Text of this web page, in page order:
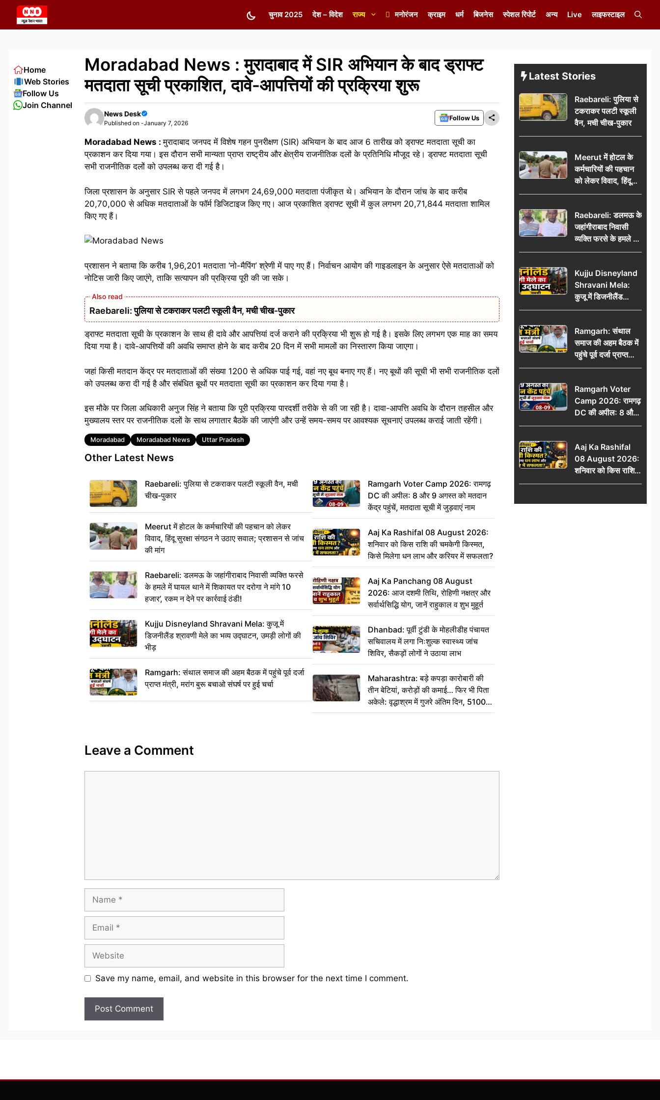
content
चुनाव 2025 देश – विदेश राज्य मनोरंजन क्राइम धर्म बिजनेस स्पेशल रिपोर्ट अन्य Live लाइफस्टाइल
Moradabad News : मुरादाबाद में SIR अभियान के बाद ड्राफ्ट
मतदाता सूची प्रकाशित, दावे-आपत्तियों की प्रक्रिया शुरू
News Desk
Published on -January 7, 2026
Follow Us
Moradabad News :मुरादाबाद जनपद में विशेष गहन पुनरीक्षण (SIR) अभियान के बाद आज 6 तारीख को ड्राफ्ट मतदाता सूची का
प्रकाशन कर दिया गया। इस दौरान सभी मान्यता प्राप्त राष्ट्रीय और क्षेत्रीय राजनीतिक दलों के प्रतिनिधि मौजूद रहे। ड्राफ्ट मतदाता सूची
सभी राजनीतिक दलों को उपलब्ध करा दी गई है।
जिला प्रशासन के अनुसार SIR से पहले जनपद में लगभग 24,69,000 मतदाता पंजीकृत थे। अभियान के दौरान जांच के बाद करीब
20,70,000 से अधिक मतदाताओं के फॉर्म डिजिटाइज किए गए। आज प्रकाशित ड्राफ्ट सूची में कुल लगभग 20,71,844 मतदाता शामिल
किए गए हैं।
प्रशासन ने बताया कि करीब 1,96,201 मतदाता ‘नो-मैपिंग’ श्रेणी में पाए गए हैं। निर्वाचन आयोग की गाइडलाइन के अनुसार ऐसे मतदाताओं को
नोटिस जारी किए जाएंगे, ताकि सत्यापन की प्रक्रिया पूरी की जा सके।
Raebareli: पुलिया से टकराकर पलटी स्कूली वैन, मची चीख-पुकार
ड्राफ्ट मतदाता सूची के प्रकाशन के साथ ही दावे और आपत्तियां दर्ज कराने की प्रक्रिया भी शुरू हो गई है। इसके लिए लगभग एक माह का समय
दिया गया है। दावे-आपत्तियों की अवधि समाप्त होने के बाद करीब 20 दिन में सभी मामलों का निस्तारण किया जाएगा।
जहां किसी मतदान केंद्र पर मतदाताओं की संख्या 1200 से अधिक पाई गई, वहां नए बूथ बनाए गए हैं। नए बूथों की सूची भी सभी राजनीतिक दलों
को उपलब्ध करा दी गई है और संबंधित बूथों पर मतदाता सूची का प्रकाशन कर दिया गया है।
इस मौके पर जिला अधिकारी अनुज सिंह ने बताया कि पूरी प्रक्रिया पारदर्शी तरीके से की जा रही है। दावा-आपत्ति अवधि के दौरान तहसील और
मुख्यालय स्तर पर राजनीतिक दलों के साथ लगातार बैठकें की जाएंगी और उन्हें समय-समय पर आवश्यक सूचनाएं उपलब्ध कराई जाती रहेंगी।
Tags
Moradabad Moradabad News Uttar Pradesh
Other Latest News
Raebareli: पुलिया से टकराकर पलटी स्कूली वैन, मची
चीख-पुकार
Meerut में होटल के कर्मचारियों की पहचान को लेकर
विवाद, हिंदू सुरक्षा संगठन ने उठाए सवाल; प्रशासन से जांच
की मांग
Raebareli: डलमऊ के जहांगीराबाद निवासी व्यक्ति फरसे
के हमले में घायल थाने में शिकायत पर दरोगा ने मांगे 10
हजार’, रकम न देने पर कार्रवाई ठंडी!
Kujju Disneyland Shravani Mela: कुजू में
डिजनीलैंड श्रावणी मेले का भव्य उद्घाटन, उमड़ी लोगों की
भीड़
Ramgarh: संथाल समाज की अहम बैठक में पहुंचे पूर्व दर्जा
प्राप्त मंत्री, मरांग बुरू बचाओ संघर्ष पर हुई चर्चा
Ramgarh Voter Camp 2026: रामगढ़
DC की अपील: 8 और 9 अगस्त को मतदान
केंद्र पहुंचें, मतदाता सूची में जुड़वाएं नाम
Aaj Ka Rashifal 08 August 2026:
शनिवार को किस राशि की चमकेगी किस्मत,
किसे मिलेगा धन लाभ और करियर में सफलता?
Aaj Ka Panchang 08 August
2026: आज दशमी तिथि, रोहिणी नक्षत्र और
सर्वार्थसिद्धि योग, जानें राहुकाल व शुभ मुहूर्त
Dhanbad: पूर्वी टुंडी के मोहलीडीह पंचायत
सचिवालय में लगा निःशुल्क स्वास्थ्य जांच
शिविर, सैकड़ों लोगों ने उठाया लाभ
Maharashtra: बड़े कपड़ा कारोबारी की
तीन बेटियां, करोड़ों की कमाई… फिर भी पिता
अकेले: वृद्धाश्रम में गुजरे अंतिम दिन, 5100
रुपये भेजकर कहा– अंतिम संस्कार कर दीजिए
Leave a Comment
Name
Email
Website
Save my name, email, and website in this browser for the next time I comment.
Home
Web Stories
Follow Us
Join Channel
Latest Stories
Raebareli: पुलिया से
टकराकर पलटी स्कूली
वैन, मची चीख-पुकार
Meerut में होटल के
कर्मचारियों की पहचान
को लेकर विवाद, हिंदू
सुरक्षा संगठन ने उठाए
की मांग
Raebareli: डलमऊ के
जहांगीराबाद निवासी
व्यक्ति फरसे के हमले में
घायल थाने में शिकायत
हजार’, रकम न देने पर
कार्रवाई ठंडी!
Kujju Disneyland
Shravani Mela:
कुजू में डिजनीलैंड
श्रावणी मेले का भव्य
की भीड़
Ramgarh: संथाल
समाज की अहम बैठक में
पहुंचे पूर्व दर्जा प्राप्त
मंत्री, मरांग बुरू बचाओ
Ramgarh Voter
Camp 2026: रामगढ़
DC की अपील: 8 और
9 अगस्त को मतदान
में जुड़वाएं नाम
Aaj Ka Rashifal
08 August 2026:
शनिवार को किस राशि
की चमकेगी किस्मत,
और करियर में सफलता?